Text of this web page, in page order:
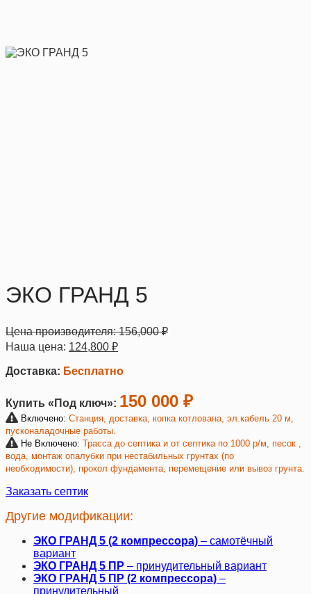
ЭКО ГРАНД 5
Цена производителя:156,000₽
Наша цена: 124,800 ₽
Доставка: Бесплатно
Купить «Под ключ»: 150 000 ₽
Включено: Станция, доставка, копка котлована, эл.кабель 20 м,
пусконаладочные работы.
Не Включено: Трасса до септика и от септика по 1000 р/м, песок ,
вода, монтаж опалубки при нестабильных грунтах (по
необходимости), прокол фундамента, перемещение или вывоз грунта.
Заказать септик
Другие модификации:
ЭКО ГРАНД 5 (2 компрессора) – самотёчный
вариант
ЭКО ГРАНД 5 ПР – принудительный вариант
ЭКО ГРАНД 5 ПР (2 компрессора) –
принудительный